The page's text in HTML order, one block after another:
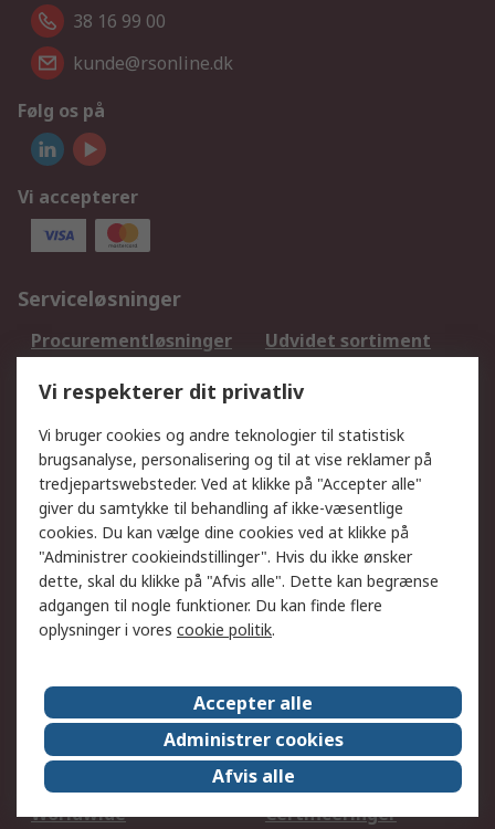
38 16 99 00
kunde@rsonline.dk
Følg os på
Vi accepterer
Serviceløsninger
Procurementløsninger
Udvidet sortiment
DesignSpark
Teknisk Support
Dit lokale salgsteam
Eksportløsninger
Support
Få hjælp
Returnering
Levering
Spor min ordre
Fakturakopi
Betalingsmuligheder
Fordele med Mit RS
Okdo
Om RS
Salgsbetingelser
Det juridiske
Pressecenter
Job hos RS
ESG
Worldwide
Certificeringer
Vi respekterer dit privatliv
Vi bruger cookies og andre teknologier til statistisk
brugsanalyse, personalisering og til at vise reklamer på
tredjepartswebsteder. Ved at klikke på "Accepter alle"
giver du samtykke til behandling af ikke-væsentlige
cookies. Du kan vælge dine cookies ved at klikke på
"Administrer cookieindstillinger". Hvis du ikke ønsker
dette, skal du klikke på "Afvis alle". Dette kan begrænse
adgangen til nogle funktioner. Du kan finde flere
oplysninger i vores cookie politik.
Accepter alle
Administrer cookies
Afvis alle